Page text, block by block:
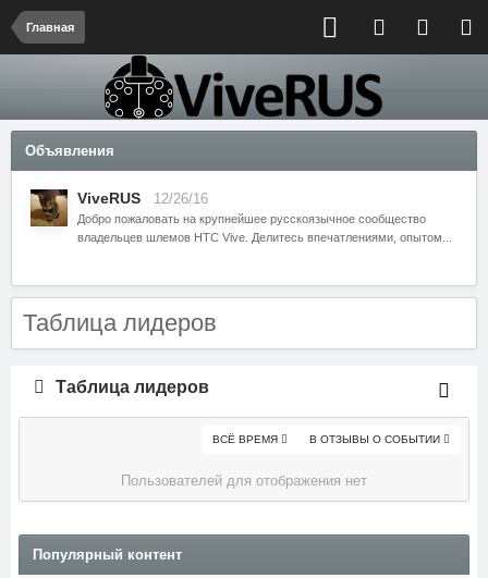
Главная
Объявления
ViveRUS 12/26/16
Добро пожаловать на крупнейшее русскоязычное сообщество
владельцев шлемов HTC Vive. Делитесь впечатлениями, опытом...
Таблица лидеров
Таблица лидеров
В ОТЗЫВЫ О СОБЫТИИ
ВСЁ ВРЕМЯ
Пользователей для отображения нет
Популярный контент